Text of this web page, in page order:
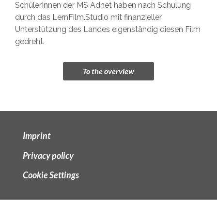
SchülerInnen der MS Adnet haben nach Schulung
durch das LernFilm.Studio mit finanzieller
Unterstützung des Landes eigenständig diesen Film
gedreht.
To the overview
Imprint
Privacy policy
Cookie Settings